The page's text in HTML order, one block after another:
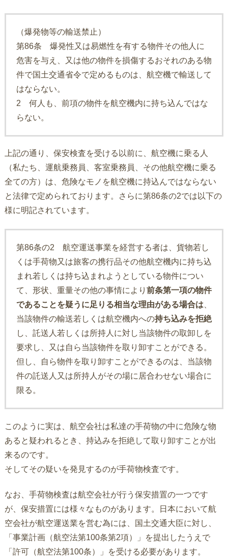
（爆発物等の輸送禁止）
第86条 爆発性又は易燃性を有する物件その他人に
危害を与え、又は他の物件を損傷するおそれのある物
件で国土交通省令で定めるものは、航空機で輸送して
はならない。
2 何人も、前項の物件を航空機内に持ち込んではな
らない。
上記の通り、保安検査を受ける以前に、航空機に乗る人
（私たち、運航乗務員、客室乗務員、その他航空機に乗る
全ての方）は、危険なモノを航空機に持込んではならない
と法律で定められております。さらに第86条の2では以下の
様に明記されています。
第86条の2 航空運送事業を経営する者は、貨物若し
くは手荷物又は旅客の携行品その他航空機内に持ち込
まれ若しくは持ち込まれようとしている物件につい
て、形状、重量その他の事情により 前条第一項の物件
であることを疑うに足りる相当な理由がある場合は
当該物件の輸送若しくは航空機内への持ち込みを拒絶
し、託送人若しくは所持人に対し当該物件の取卸しを
要求し、又は自ら当該物件を取り卸すことができる。
但し、自ら物件を取り卸すことができるのは、当該物
件の託送人又は所持人がその場に居合わせない場合に
限る。
このように実は、航空会社は私達の手荷物の中に危険な物
あると疑われるとき、持込みを拒絶して取り卸すことが出
来るのです。
そしてその疑いを発見するのが手荷物検査です。
なお、手荷物検査は航空会社が行う保安措置の一つです
が、保安措置には様々なものがあります。日本において航
空会社が航空運送業を営む為には、国土交通大臣に対し、
「事業計画（航空法第100条第2項）」を提出したうえで
「許可（航空法第100条）」を受ける必要があります。